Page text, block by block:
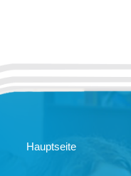
Hauptseite